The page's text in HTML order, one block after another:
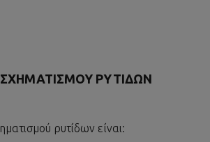
ΡΥΤΊΔΩΝ
ρυτίδων είναι: